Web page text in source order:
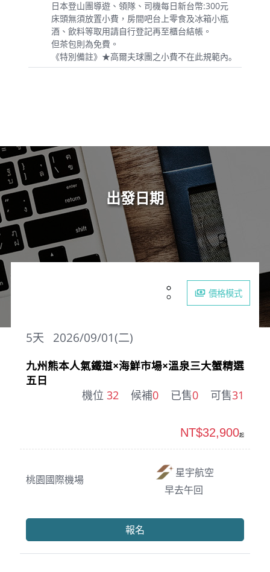
日本登山團導遊、領隊、司機每日新台幣:300元
床頭無須放置小費，房間吧台上零食及冰箱小瓶
酒、飲料等取用請自行登記再至櫃台結帳。
但茶包則為免費。
《特別備註》★高爾夫球團之小費不在此規範內｡
出發日期
價格模式
2026/09/01(二)
5天
九州熊本人氣鐵道×海鮮市場×溫泉三大蟹精選
五日
機位 32 候補0 已售0 可售31
桃園國際機場
星宇航空
早去午回
NT$32,900起
報名